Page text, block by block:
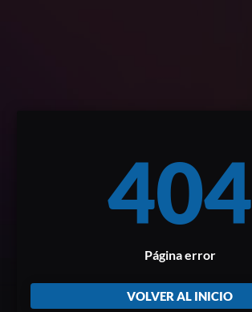
404
Página error
VOLVER AL INICIO